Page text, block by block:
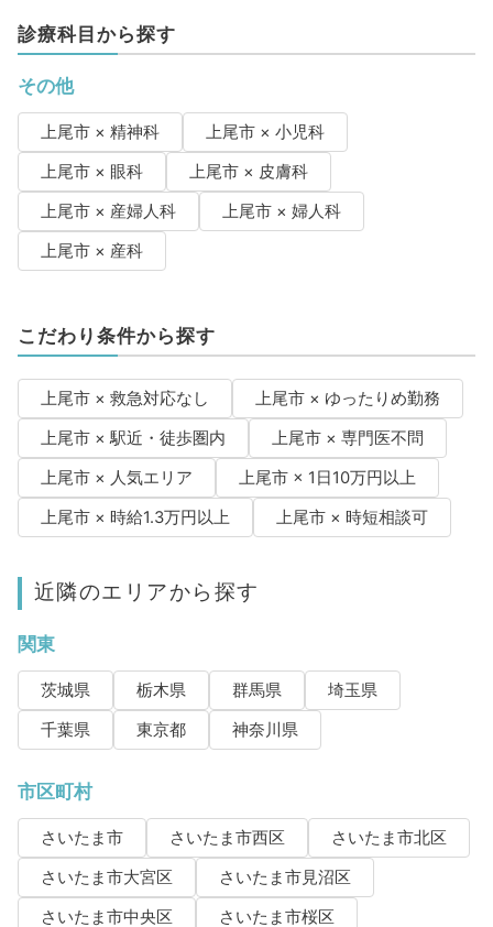
診療科目から探す
その他
上尾市 × 精神科
上尾市 × 小児科
上尾市 × 眼科
上尾市 × 皮膚科
上尾市 × 産婦人科
上尾市 × 婦人科
上尾市 × 産科
こだわり条件から探す
上尾市 × 救急対応なし
上尾市 × ゆったりめ勤務
上尾市 × 駅近・徒歩圏内
上尾市 × 専門医不問
上尾市 × 人気エリア
上尾市 × 1日10万円以上
上尾市 × 時給1.3万円以上
上尾市 × 時短相談可
近隣のエリアから探す
関東
茨城県 栃木県 群馬県
埼玉県
千葉県
東京都 神奈川県
市区町村
さいたま市 さいたま市西区
さいたま市北区
さいたま市大宮区
さいたま市見沼区
さいたま市中央区
さいたま市桜区